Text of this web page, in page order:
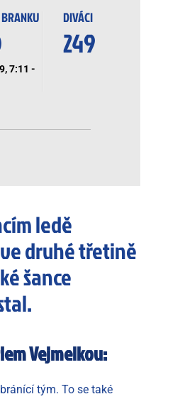
7:11 -
DIVÁCI
249
ledě
druhé třetině
šance
Vejmelkou:
tým. To se také